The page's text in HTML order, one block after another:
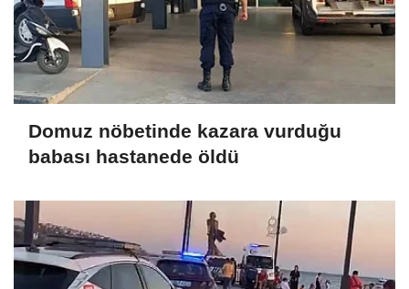
Domuz nöbetinde kazara vurduğu
babası hastanede öldü